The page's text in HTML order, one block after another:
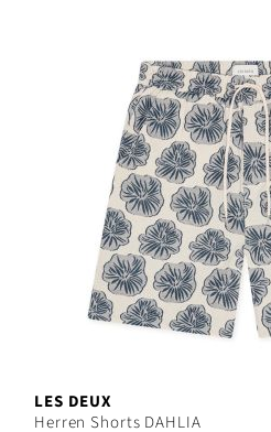
LES DEUX
Herren Shorts DAHLIA